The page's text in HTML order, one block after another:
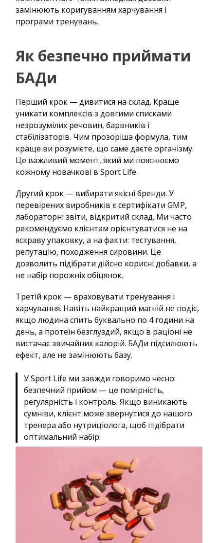
замінюють коригуванням харчування і
програми тренувань.
Як безпечно приймати
БАДи
Перший крок — дивитися на склад. Краще
уникати комплексів з довгими списками
незрозумілих речовин, барвників і
стабілізаторів. Чим прозоріша формула, тим
краще ви розумієте, що саме даєте організму.
Це важливий момент, який ми пояснюємо
кожному новачкові в Sport Life.
Другий крок — вибирати якісні бренди. У
перевірених виробників є сертифікати GMP,
лабораторні звіти, відкритий склад. Ми часто
рекомендуємо клієнтам орієнтуватися не на
яскраву упаковку, а на факти: тестування,
репутацію, походження сировини. Це
дозволить підібрати дійсно корисні добавки, а
не набір порожніх обіцянок.
Третій крок — враховувати тренування і
харчування. Навіть найкращий магній не подіє,
якщо людина спить буквально по 4 години на
день, а протеїн безглуздий, якщо в раціоні не
вистачає звичайних калорій. БАДи підсилюють
ефект, але не замінюють базу.
У Sport Life ми завжди говоримо чесно:
безпечний прийом — це помірність,
регулярність і контроль. Якщо виникають
сумніви, клієнт може звернутися до нашого
тренера або нутриціолога, щоб підібрати
оптимальний набір.